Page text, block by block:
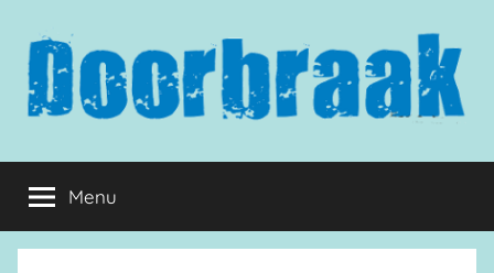
inhoud
springen
Doorbraak.eu
Menu